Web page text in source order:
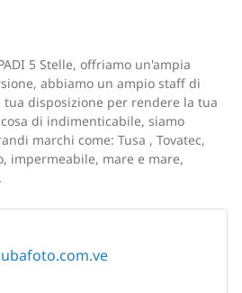
5 Stelle, offriamo un'ampia
abbiamo un ampio staff di
disposizione per rendere la tua
di indimenticabile, siamo
marchi come: Tusa , Tovatec,
impermeabile, mare e mare,